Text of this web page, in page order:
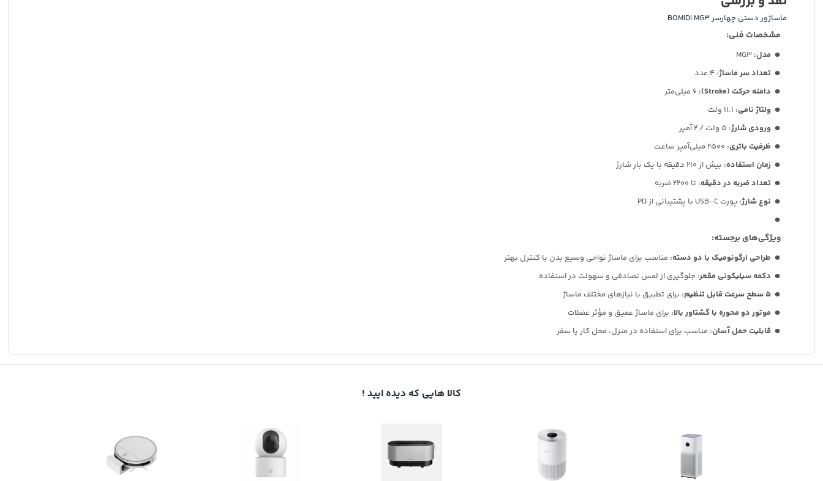
ماساژور دستی چهارسر BOMIDI MG3
مشخصات فنی:
مدل:
MG3
تعداد سر ماساژ: ۴ عدد
دامنه حرکت (Stroke):
ولتاژ نامی:
ورودی شارژ:
ظرفیت باتری:
زمان استفاده: بیش از ۲۱۰ دقیقه با یک بار شارژ
تعداد ضربه در دقیقه: تا ۲۲۰۰ ضربه
نوع شارژ: پورت USB-C با پشتیبانی از PD
ویژگی‌های برجسته:
طراحی ارگونومیک با دو دسته: مناسب برای ماساژ نواحی وسیع بدن با کنترل بهتر
دکمه سیلیکونی مقعر: جلوگیری از لمس تصادفی و سهولت در استفاده
۵سطح سرعت قابل تنظیم: برای تطبیق با نیازهای مختلف ماساژ
موتور دو محوره با گشتاور بالا: برای ماساژ عمیق و مؤثر عضلات
قابلیت حمل آسان: مناسب برای استفاده در منزل، محل کار یا سفر
کالا هایی که دیده ایید !